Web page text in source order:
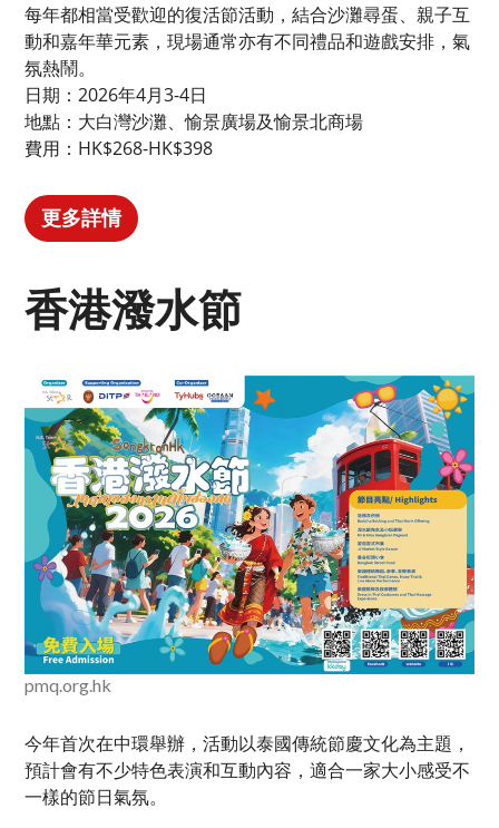
每年都相當受歡迎的復活節活動，結合沙灘尋蛋、親子互
動和嘉年華元素，現場通常亦有不同禮品和遊戲安排，氣
氛熱鬧。
日期：2026年4月3-4日
地點：大白灣沙灘、愉景廣場及愉景北商場
費用：HK$268-HK$398
更多詳情
香港潑水節
pmq.org.hk
今年首次在中環舉辦，活動以泰國傳統節慶文化為主題，
預計會有不少特色表演和互動內容，適合一家大小感受不
一樣的節日氣氛。